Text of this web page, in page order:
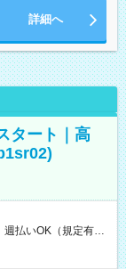
詳細へ
タート｜高